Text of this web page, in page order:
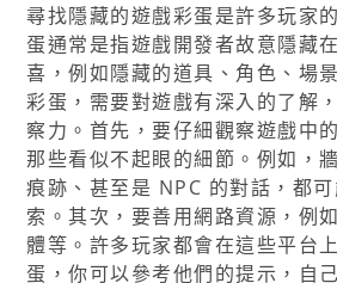
尋找隱藏的遊戲彩蛋是許多玩家
蛋通常是指遊戲開發者故意隱藏
喜，例如隱藏的道具、角色、場
彩蛋，需要對遊戲有深入的了解
察力。首先，要仔細觀察遊戲中
那些看似不起眼的細節。例如，
痕跡、甚至是 NPC 的對話，都
索。其次，要善用網路資源，例
體等。許多玩家都會在這些平台
蛋，你可以參考他們的提示，自